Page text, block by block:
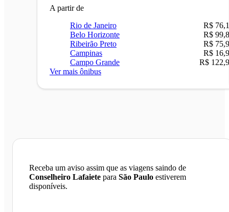
A partir de
Rio de Janeiro
R$
Belo Horizonte
R$
Ribeirão Preto
R$
Campinas
R$
Campo Grande
R$
Ver mais ônibus
Receba um aviso assim que as viagens saindo de
Conselheiro Lafaiete para São Paulo estiverem
disponíveis.